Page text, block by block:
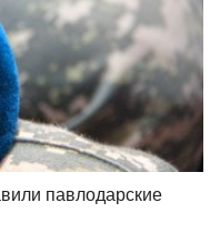
павлодарские